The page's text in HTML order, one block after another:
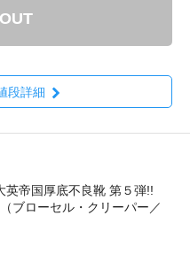
段詳細
英帝国厚底不良靴 第５弾!!
ブローセル・クリーパー／